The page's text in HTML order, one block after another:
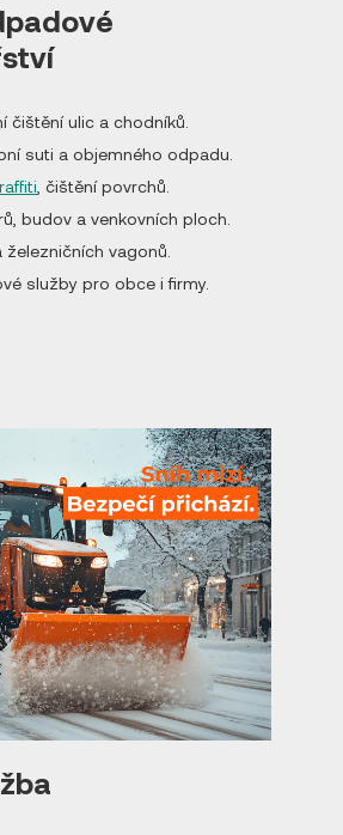
čištění ulic a chodníků.
suti a objemného odpadu.
, čištění povrchů.
budov a venkovních ploch.
železničních vagonů.
služby pro obce i firmy.